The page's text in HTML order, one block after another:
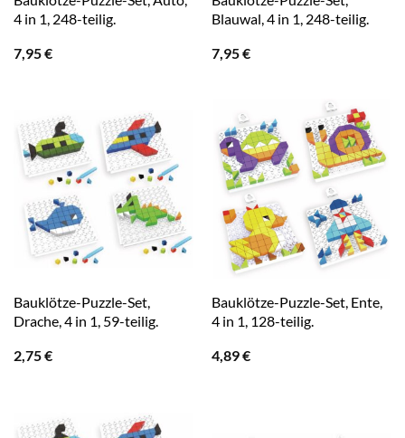
4 in 1, 248-teilig.
7,95€
Blauwal, 4 in 1, 248-teilig.
7,95€
Bauklötze-Puzzle-Set,
Drache, 4 in 1, 59-teilig.
2,75€
Bauklötze-Puzzle-Set, Ente,
4 in 1, 128-teilig.
4,89€